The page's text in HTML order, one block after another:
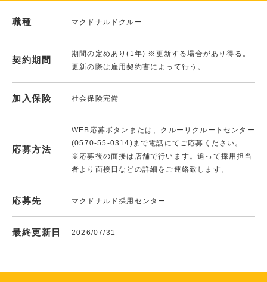
職種 マクドナルドクルー
契約期間
期間の定めあり(1年) ※更新する場合があり得る。
更新の際は雇用契約書によって行う。
加入保険 社会保険完備
応募方法
WEB応募ボタンまたは、クルーリクルートセンター
(0570-55-0314)まで電話にてご応募ください。
※応募後の面接は店舗で行います。追って採用担当
者より面接日などの詳細をご連絡致します。
応募先 マクドナルド採用センター
最終更新日 2026/07/31